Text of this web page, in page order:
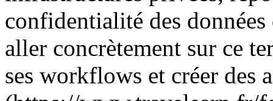
confidentialité des
aller concrètement sur ce
ses workflows et créer des